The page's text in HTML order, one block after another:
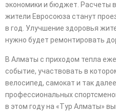
экономики и бюджет. Расчеты
жители Евросоюза станут
в год. Улучшение здоровья
нужно будет ремонтировать
В Алматы с приходом тепла
событие, участвовать в
велосипед, самокат и так
профессиональных
в этом году на «Тур Алматы»